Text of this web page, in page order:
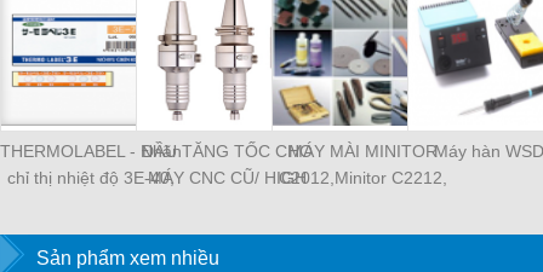
THERMOLABEL - Nhãn
chỉ thị nhiệt độ 3E-40,
thermolabe Nigk
ĐẦU TĂNG TỐC CHO
MÁY CNC CŨ/ HIGH
MÁY MÀI MINITOR
C2012,Minitor C2212,
MINIMO máy mài siêu
Máy hàn
Sản phẩm xem nhiều